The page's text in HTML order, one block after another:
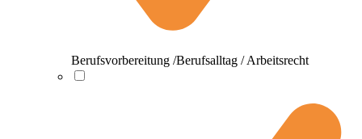
Berufsvorbereitung /Berufsalltag / Arbeitsrecht